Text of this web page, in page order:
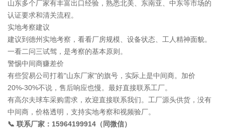
山东多个厂家有丰富出口经验，熟悉北美、东南亚、中东等市场的
认证要求和清关流程。
实地考察建议
建议到德州实地考察，看看厂房规模、设备状态、工人精神面貌。
一看二问三试驾，是考察的基本原则。
警惕中间商赚差价
有些贸易公司打着"山东厂家"的旗号，实际上是中间商。加价
20%-30%不说，售后响应也慢。最好直接联系工厂。
有高尔夫球车采购需求，欢迎直接联系我们。工厂源头供货，没有
中间商，价格透明，支持实地考察和视频验厂。
📞 联系厂家：15964199914（同微信）